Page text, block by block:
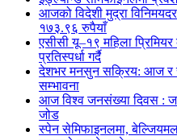
आजको विदेशी मुद्रा
१७३.९६ रुपैयाँ
एसीसी यू–१९ महिला
प्रतिस्पर्धा गर्दै
देशभर मनसुन सक्रिय: आज र
सम्भावना
आज विश्व जनसंख्या दिवस :
जोड
स्पेन सेमिफाइनलमा,